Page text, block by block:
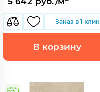
Заказ в 1 клик
В корзину